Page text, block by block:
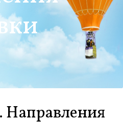
Направления